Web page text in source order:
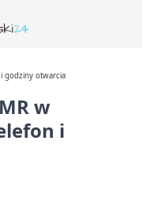
godziny otwarcia
w
i